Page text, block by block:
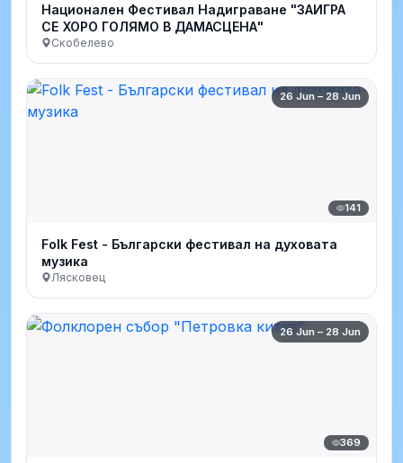
Национален Фестивал Надиграване "ЗАИГРА
СЕ ХОРО ГОЛЯМО В ДАМАСЦЕНА"
Скобелево
26 Jun – 28 Jun
141
Folk Fest - Български фестивал на духовата
музика
Лясковец
26 Jun – 28 Jun
369